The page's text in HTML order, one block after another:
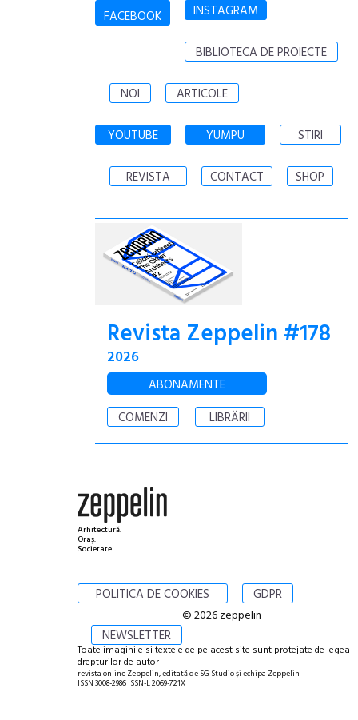
FACEBOOK INSTAGRAM
BIBLIOTECA DE PROIECTE
NOI ARTICOLE
YOUTUBE YUMPU STIRI
REVISTA CONTACT SHOP
Revista Zeppelin #178
2026
ABONAMENTE
COMENZI
LIBRĂRII
Arhitectură.
Oraș.
Societate.
POLITICA DE COOKIES GDPR
NEWSLETTER
© 2026 zeppelin
Toate imaginile si textele de pe acest site sunt protejate de legea
drepturilor de autor
revista online Zeppelin, editată de SG Studio și echipa Zeppelin
ISSN 3008-2986 ISSN-L 2069-721X